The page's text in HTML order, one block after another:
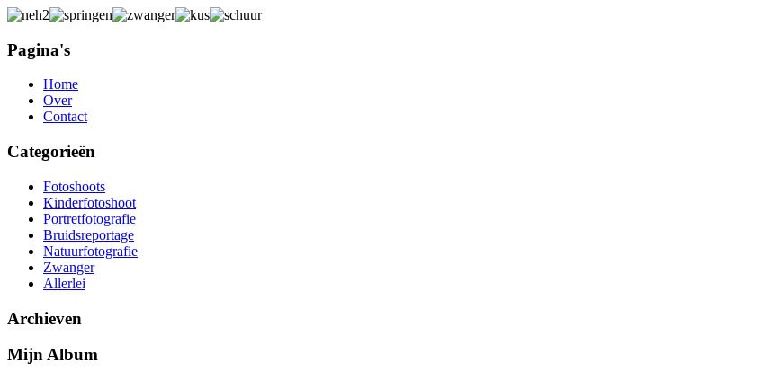
Pagina's
Home
Over
Contact
Categorieën
Fotoshoots
Kinderfotoshoot
Portretfotografie
Bruidsreportage
Natuurfotografie
Zwanger
Allerlei
Archieven
Mijn Album